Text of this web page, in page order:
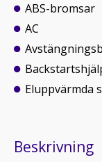
ABS-bromsar
AC
Eluppvärmda
Beskrivning